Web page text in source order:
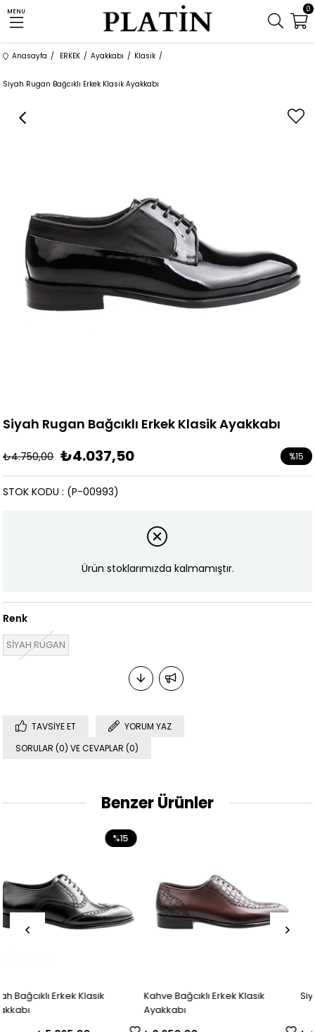
MENU 0
Anasayfa ERKEK Ayakkabı Klasik
Siyah Rugan Bağcıklı Erkek Klasik Ayakkabı
Siyah Rugan Bağcıklı Erkek Klasik Ayakkabı
₺4.750,00 ₺4.037,50 %15
İndirim
(P-00993)
STOK KODU
Ürün stoklarımızda kalmamıştır.
Renk
SİYAH RUGAN
TAVSIYE ET
YORUM YAZ
SORULAR (0) VE CEVAPLAR (0)
Benzer Ürünler
Klasik
Kahve Bağcıklı Erkek Klasik
Siyah Erkek